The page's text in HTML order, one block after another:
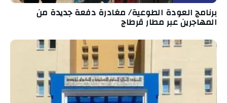
برنامج العودة الطوعية/ مغادرة دفعة جديدة من
المهاجرين عبر مطار قرطاج